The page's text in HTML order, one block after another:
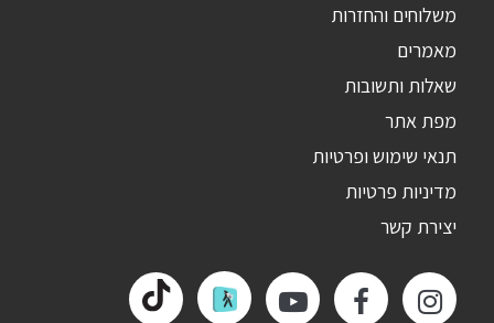
משלוחים והחזרות
מאמרים
שאלות ותשובות
מפת אתר
תנאי שימוש ופרטיות
מדיניות פרטיות
יצירת קשר